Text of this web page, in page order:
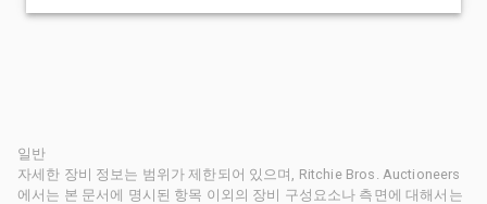
일반
자세한 장비 정보는 범위가 제한되어 있으며, Ritchie Bros. Auctioneers
에서는 본 문서에 명시된 항목 이외의 장비 구성요소나 측면에 대해서는